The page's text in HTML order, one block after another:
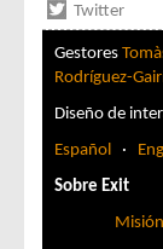
Twitter
Gestores
Rodríguez-
Diseño de
Español ·
Sobre Exit
Misión